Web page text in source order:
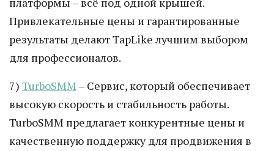
Привлекательные цены и гарантированные
результаты делают TapLike лучшим выбором
для профессионалов.
7) TurboSMM – Сервис, который обеспечивает
высокую скорость и стабильность работы.
TurboSMM предлагает конкурентные цены и
качественную поддержку для продвижения в